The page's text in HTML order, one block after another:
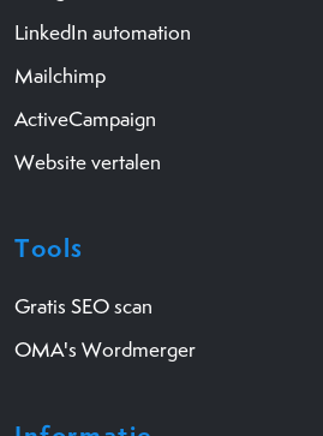
LinkedIn automation
Mailchimp
ActiveCampaign
Website vertalen
Tools
Gratis SEO scan
OMA's Wordmerger